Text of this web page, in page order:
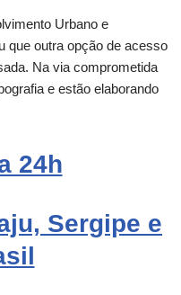
Urbano e
que outra opção de acesso
Na via comprometida
e estão elaborando
24h
Sergipe e